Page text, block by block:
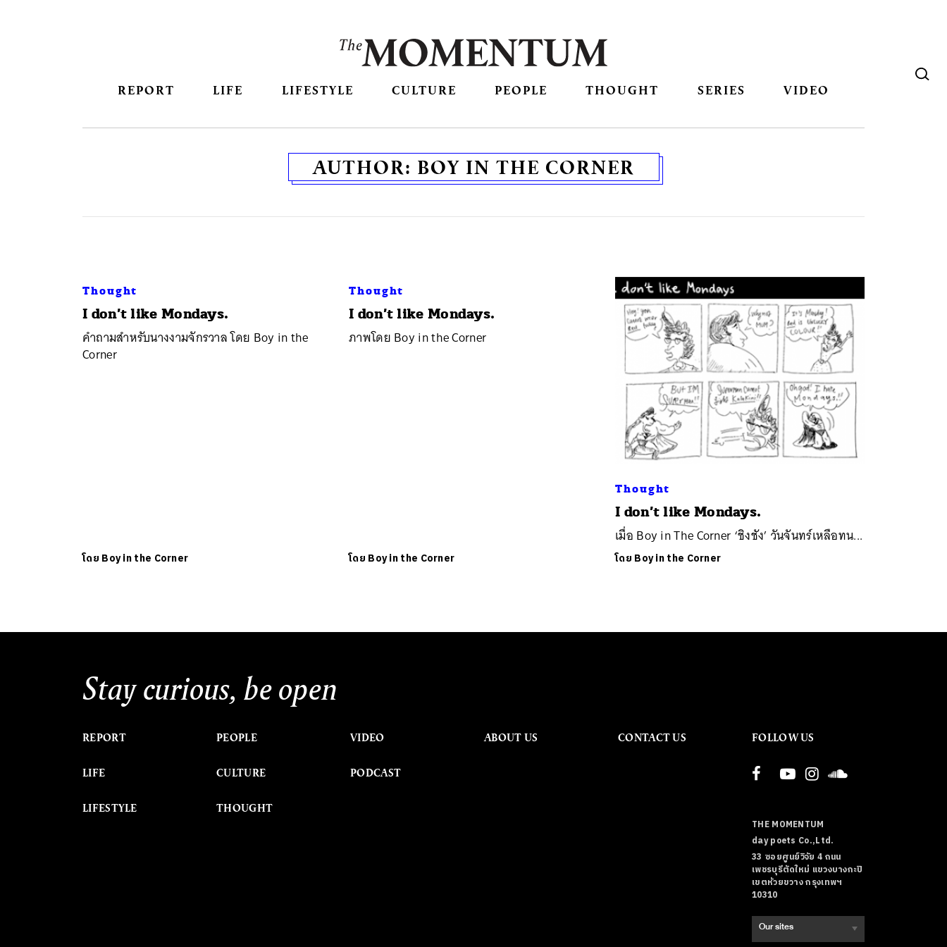
REPORT LIFE LIFESTYLE CULTURE PEOPLE THOUGHT SERIES VIDEO
AUTHOR: BOY IN THE CORNER
Thought
I don’t like Mondays.
คำถามสำหรับนางงามจักรวาล โดย Boy in the
Corner
โดย Boy in the Corner
Thought
I don’t like Mondays.
ภาพโดย Boy in the Corner
โดย Boy in the Corner
Thought
I don’t like Mondays.
เมื่อ Boy in The Corner ‘ชิงชัง’ วันจันทร์เหลือทน...
โดย Boy in the Corner
Stay curious, be open
REPORT
LIFE
LIFESTYLE
PEOPLE
CULTURE
THOUGHT
VIDEO
PODCAST
ABOUT US CONTACT US FOLLOW US
THE MOMENTUM
day poets Co.,Ltd.
33 ซอยศูนย์วิจัย 4 ถนน
เพชรบุรีตัดใหม่ แขวงบางกะปิ
เขตห้วยขวาง กรุงเทพฯ
10310